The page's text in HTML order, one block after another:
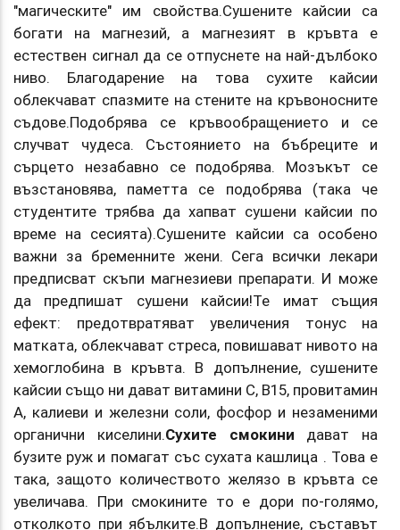
"магическите" им свойства.Сушените кайсии са
богати на магнезий, а магнезият в кръвта е
естествен сигнал да се отпуснете на най-дълбоко
ниво. Благодарение на това сухите кайсии
облекчават спазмите на стените на кръвоносните
съдове.Подобрява се кръвообращението и се
случват чудеса. Състоянието на бъбреците и
сърцето незабавно се подобрява. Мозъкът се
възстановява, паметта се подобрява (така че
студентите трябва да хапват сушени кайсии по
време на сесията).Сушените кайсии са особено
важни за бременните жени. Сега всички лекари
предписват скъпи магнезиеви препарати. И може
да предпишат сушени кайсии!Те имат същия
ефект: предотвратяват увеличения тонус на
матката, облекчават стреса, повишават нивото на
хемоглобина в кръвта. В допълнение, сушените
кайсии също ни дават витамини C, B15, провитамин
А, калиеви и железни соли, фосфор и незаменими
органични киселини.Сухите смокини дават на
бузите руж и помагат със сухата кашлица . Това е
така, защото количеството желязо в кръвта се
увеличава. При смокините то е дори по-голямо,
отколкото при ябълките.В допълнение, съставът